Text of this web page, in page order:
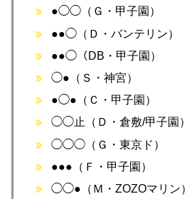
●◯◯（Ｇ・甲子園）
●●◯（Ｄ・バンテリン）
●●◯（DB・甲子園）
◯●（Ｓ・神宮）
●◯●（Ｃ・甲子園）
◯◯止（Ｄ・倉敷/甲子園）
◯◯◯（Ｇ・東京ド）
●●●（Ｆ・甲子園）
◯◯●（Ｍ・ZOZOマリン）